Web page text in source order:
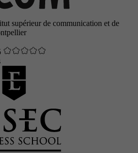
supérieur de communication et de